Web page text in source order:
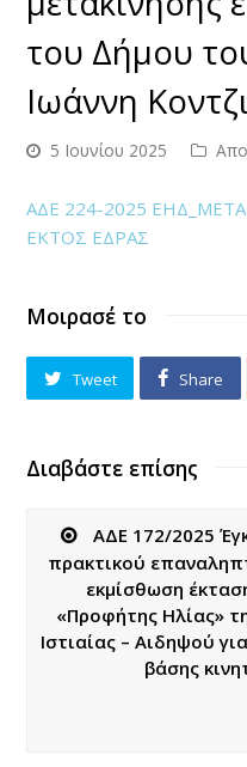
του Δήμου
Ιωάννη
5 Ιουνίου 2025
ΑΔΕ 224-2025
ΕΚΤΟΣ ΕΔΡΑΣ
Μοιρασέ το
Tweet Share
Διαβάστε επίσης
ΑΔΕ 172/2025
πρακτικού
εκμίσθωση
«Προφήτης Ηλίας»
Ιστιαίας – Αιδηψού
βάσης